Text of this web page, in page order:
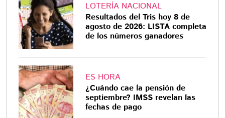
LOTERÍA NACIONAL
Resultados del Tris hoy 8 de
agosto de 2026: LISTA completa
de los números ganadores
ES HORA
¿Cuándo cae la pensión de
septiembre? IMSS revelan las
fechas de pago